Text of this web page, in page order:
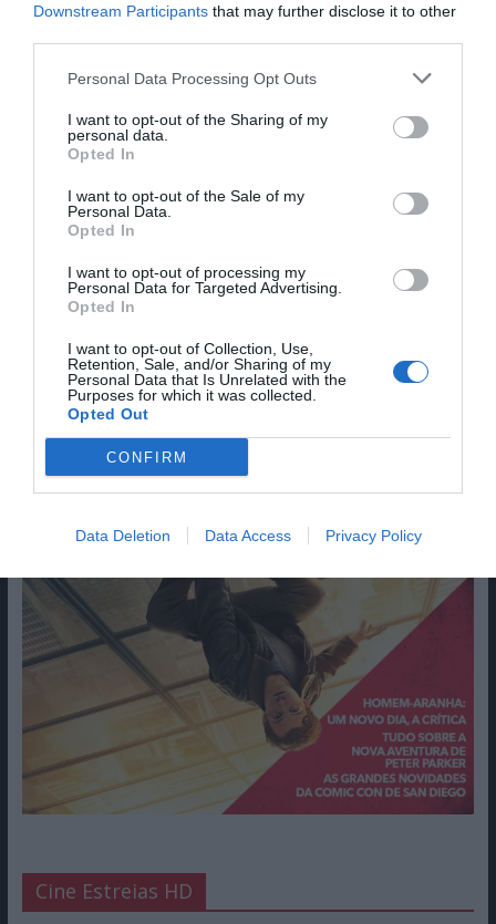
Downstream Participants that may further disclose it to other
Personal Data Processing Opt Outs
I want to opt-out of the Sharing of my
personal data.
Opted In
I want to opt-out of the Sale of my
Personal Data.
Opted In
I want to opt-out of processing my
Personal Data for Targeted Advertising.
Opted In
I want to opt-out of Collection, Use,
Retention, Sale, and/or Sharing of my
Personal Data that Is Unrelated with the
Purposes for which it was collected.
Opted Out
CONFIRM
Data Deletion Data Access Privacy Policy
Cine Estreias HD